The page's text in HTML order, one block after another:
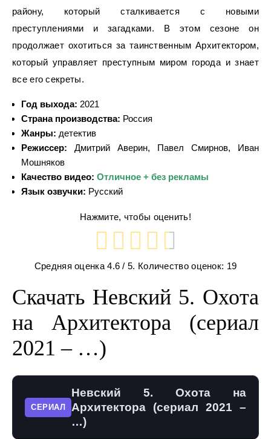
району, который сталкивается с новыми
преступлениями и загадками. В этом сезоне он
продолжает охотиться за таинственным Архитектором,
который управляет преступным миром города и знает
все его секреты.
Год выхода: 2021
Страна производства: Россия
Жанры: детектив
Режиссер: Дмитрий Аверин, Павел Смирнов, Иван
Мошняков
Качество видео: Отличное + без рекламы
Язык озвучки: Русский
Нажмите, чтобы оценить!
Средняя оценка4.6 / 5. Количество оценок: 19
Скачать Невский 5. Охота
на Архитектора (сериал
2021 – …)
СЕРИАЛ
Невский 5. Охота на
Архитектора (сериал 2021 –
…)